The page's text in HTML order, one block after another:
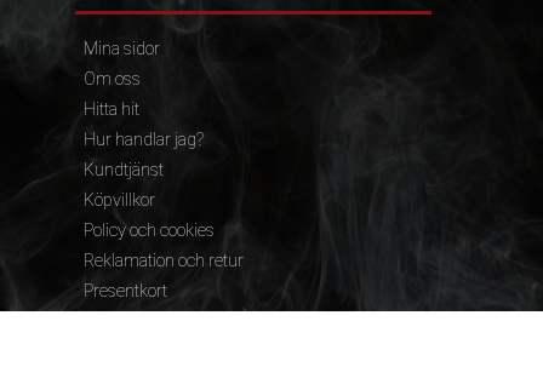
Mina sidor
Om oss
Hitta hit
Hur handlar jag?
Kundtjänst
Köpvillkor
Policy och cookies
Reklamation och retur
Presentkort